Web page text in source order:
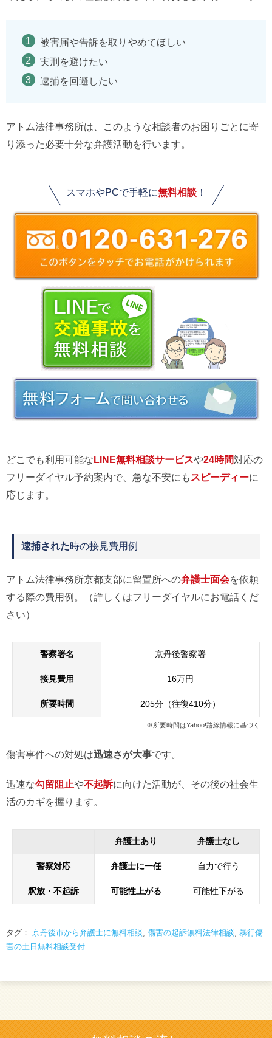
被害届や告訴を取りやめてほしい
実刑を避けたい
逮捕を回避したい
アトム法律事務所は、このような相談者のお困りごとに寄
り添った必要十分な弁護活動を行います。
スマホやPCで手軽に無料相談！
どこでも利用可能なLINE無料相談サービスや24時間対応の
フリーダイヤル予約案内で、急な不安にも スピーディーに
応じます。
逮捕された時の接見費用例
アトム法律事務所京都支部に留置所への弁護士面会を依頼
する際の費用例。（詳しくはフリーダイヤルにお電話くだ
さい）
警察署名 京丹後警察署
接見費用 16万円
所要時間 205分（往復410分）
※所要時間はYahoo!路線情報に基づく
傷害事件への対処は迅速さが大事です。
迅速な勾留阻止や不起訴に向けた活動が、その後の社会生
活のカギを握ります。
弁護士あり 弁護士なし
警察対応 弁護士に一任 自力で行う
釈放・不起訴 可能性上がる 可能性下がる
タグ： 京丹後市から弁護士に無料相談, 傷害の起訴無料法律相談, 暴行傷
害の土日無料相談受付